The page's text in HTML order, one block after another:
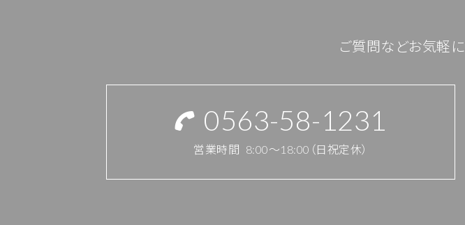
ご質問などお気軽
0563-58-1231
営業時間 8:00～18:00（日祝定休）